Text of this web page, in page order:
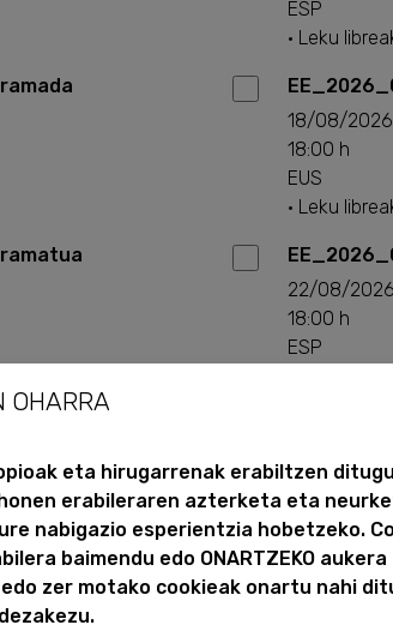
ESP
· Leku
18/08/2026
18:00 h
EUS
· Leku
22/08/2026
18:00 h
ESP
25/08/2026
18:00 h
EUS
· Leku
OHARRA
eta hirugarrenak erabiltzen ditugu
erabileraren azterketa eta
nabigazio esperientzia hobetzeko.
baimendu edo ONARTZEKO aukera
zer motako cookieak onartu nahi